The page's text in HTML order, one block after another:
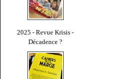
2025 - Revue Krisis -
Décadence ?